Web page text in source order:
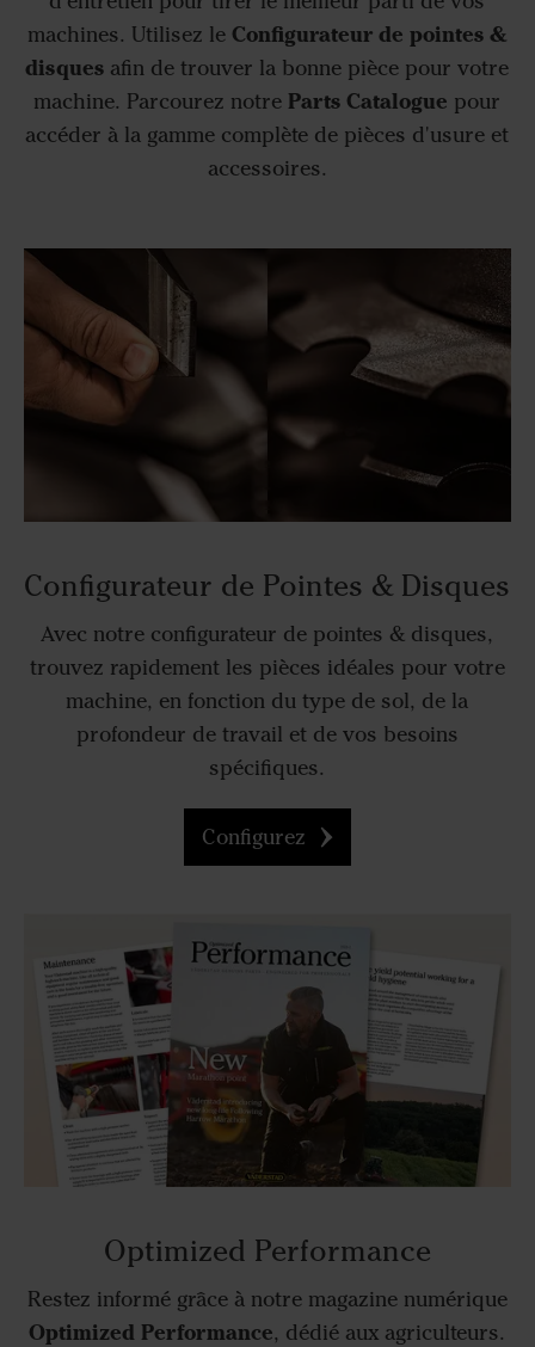
machines. Utilisez le Configurateur de pointes &
disques afin de trouver la bonne pièce pour votre
machine. Parcourez notre Parts Catalogue pour
accéder à la gamme complète de pièces d'usure et
accessoires.
Configurateur de Pointes & Disques
Avec notre configurateur de pointes & disques,
trouvez rapidement les pièces idéales pour votre
machine, en fonction du type de sol, de la
profondeur de travail et de vos besoins
spécifiques.
Configurez
Optimized Performance
Restez informé grâce à notre magazine numérique
Optimized Performance, dédié aux agriculteurs.